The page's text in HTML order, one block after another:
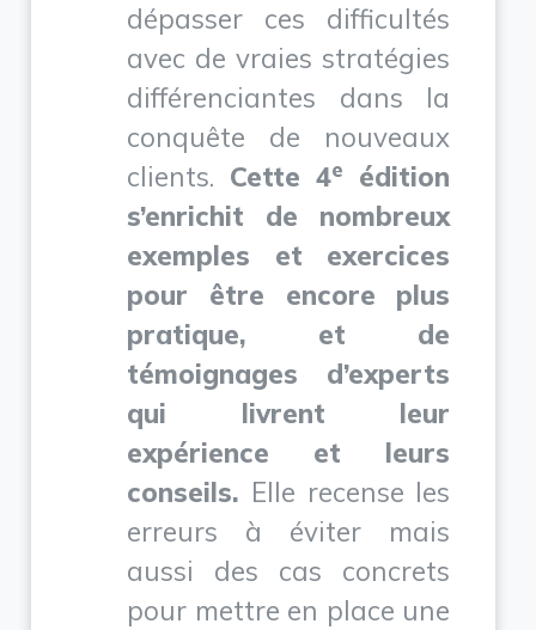
dépasser ces difficultés
avec de vraies stratégies
différenciantes dans la
conquête de nouveaux
clients. Cette 4e
édition
s’enrichit de nombreux
exemples et exercices
pour être encore plus
pratique, et de
témoignages d’experts
qui livrent leur
expérience et leurs
conseils. Elle recense les
erreurs à éviter mais
aussi des cas concrets
pour mettre en place une